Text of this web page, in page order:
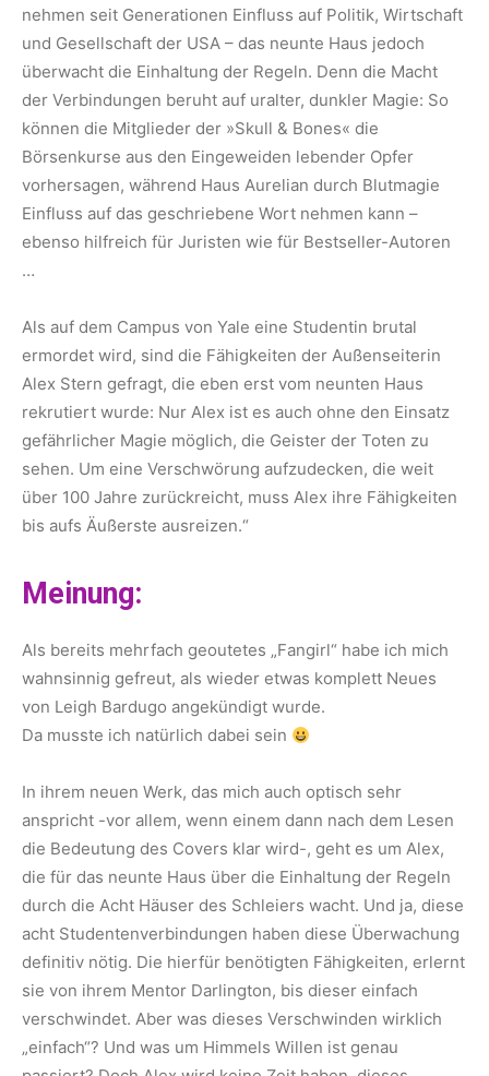
nehmen seit Generationen Einfluss auf Politik, Wirtschaft
und Gesellschaft der USA – das neunte Haus jedoch
überwacht die Einhaltung der Regeln. Denn die Macht
der Verbindungen beruht auf uralter, dunkler Magie: So
können die Mitglieder der »Skull & Bones« die
Börsenkurse aus den Eingeweiden lebender Opfer
vorhersagen, während Haus Aurelian durch Blutmagie
Einfluss auf das geschriebene Wort nehmen kann –
ebenso hilfreich für Juristen wie für Bestseller-Autoren
…
Als auf dem Campus von Yale eine Studentin brutal
ermordet wird, sind die Fähigkeiten der Außenseiterin
Alex Stern gefragt, die eben erst vom neunten Haus
rekrutiert wurde: Nur Alex ist es auch ohne den Einsatz
gefährlicher Magie möglich, die Geister der Toten zu
sehen. Um eine Verschwörung aufzudecken, die weit
über 100 Jahre zurückreicht, muss Alex ihre Fähigkeiten
bis aufs Äußerste ausreizen.“
Meinung:
Als bereits mehrfach geoutetes „Fangirl“ habe ich mich
wahnsinnig gefreut, als wieder etwas komplett Neues
von Leigh Bardugo angekündigt wurde.
Da musste ich natürlich dabei sein
In ihrem neuen Werk, das mich auch optisch sehr
anspricht -vor allem, wenn einem dann nach dem Lesen
die Bedeutung des Covers klar wird-, geht es um Alex,
die für das neunte Haus über die Einhaltung der Regeln
durch die Acht Häuser des Schleiers wacht. Und ja, diese
acht Studentenverbindungen haben diese Überwachung
definitiv nötig. Die hierfür benötigten Fähigkeiten, erlernt
sie von ihrem Mentor Darlington, bis dieser einfach
verschwindet. Aber was dieses Verschwinden wirklich
„einfach“? Und was um Himmels Willen ist genau